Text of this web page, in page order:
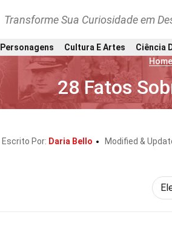
Transforme Sua Curiosidade em
Personagens Cultura E Artes Ciência
Home
28 Fatos
Escrito Por: Daria Bello Modified &